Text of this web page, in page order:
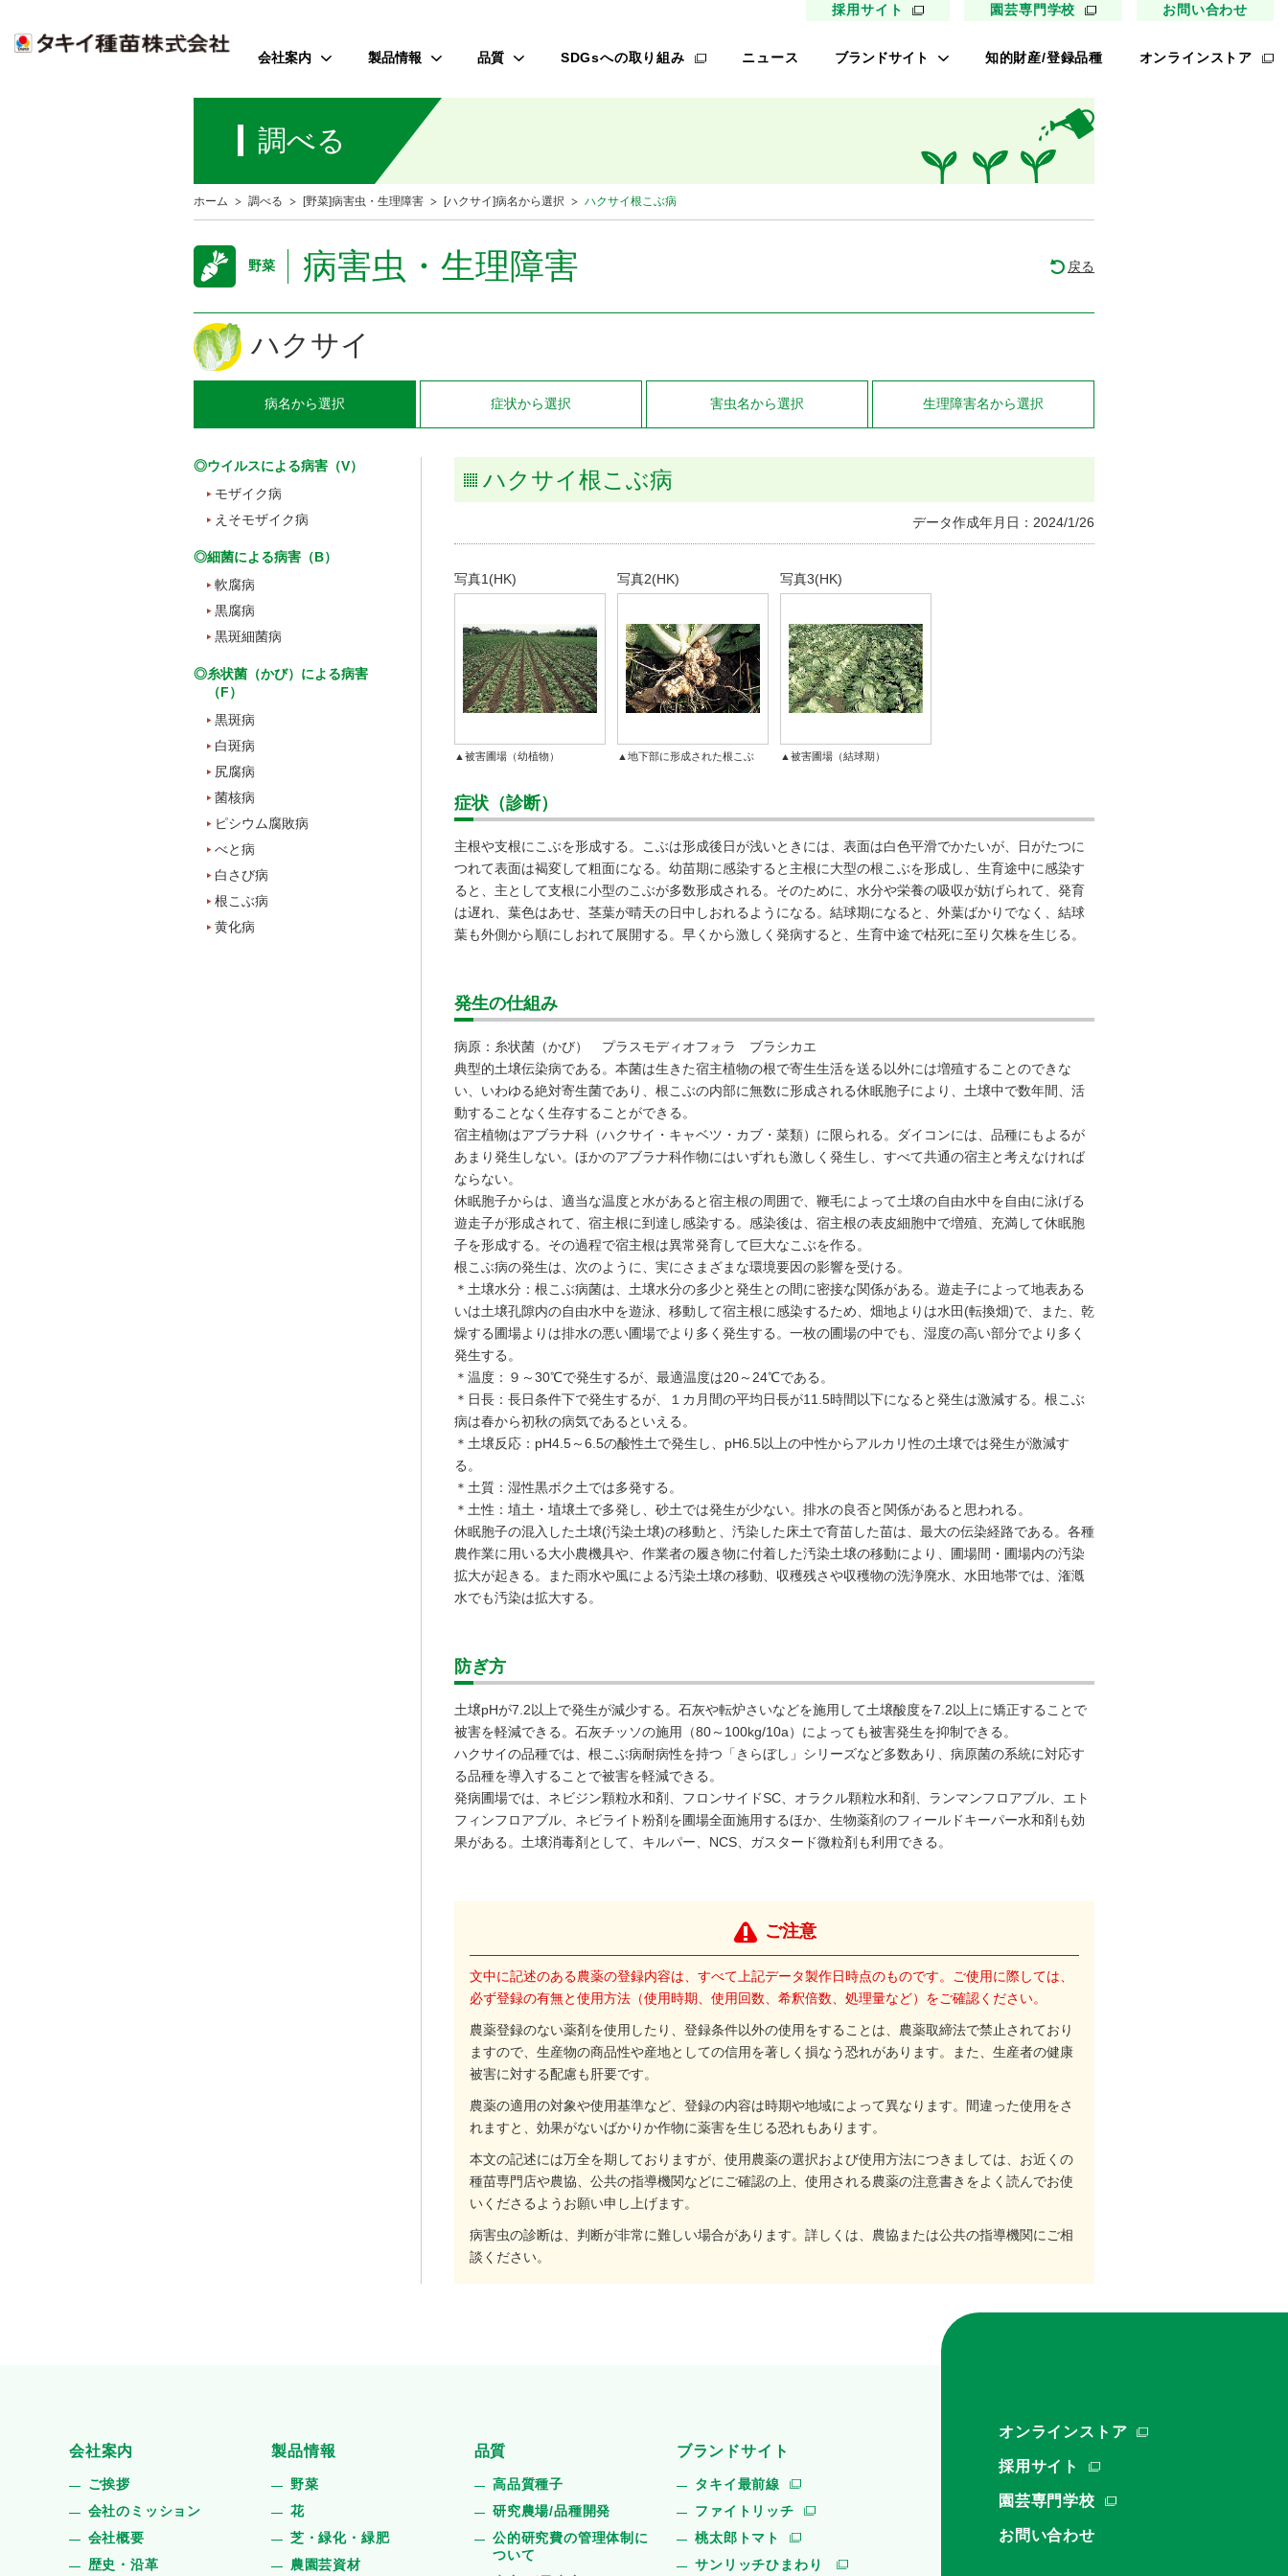
採用サイト 園芸専門学校 お問い合わせ
会社案内
会社のミッション
事業所案内
製品情報
花
芝・緑化・緑肥
品質
商品管理
SDGsへの取り組み ニュース ブランドサイト 知的財産/登録品種 オンラインストア
調べる
ホーム 調べる [野菜]病害虫・生理障害 [ハクサイ]病名から選択 ハクサイ根こぶ病
野菜 病害虫・生理障害 戻る
ハクサイ
病名から選択 症状から選択 害虫名から選択 生理障害名から選択
◎ウイルスによる病害（V）
モザイク病
えそモザイク病
◎細菌による病害（B）
軟腐病
黒腐病
黒斑細菌病
◎糸状菌（かび）による病害
（F）
黒斑病
白斑病
尻腐病
菌核病
ピシウム腐敗病
べと病
白さび病
根こぶ病
黄化病
ハクサイ根こぶ病
データ作成年月日：2024/1/26
写真1(HK)
▲被害圃場（幼植物）
写真2(HK)
▲地下部に形成された根こぶ
写真3(HK)
▲被害圃場（結球期）
症状（診断）
主根や支根にこぶを形成する。こぶは形成後日が浅いときには、表面は白色平滑でかたいが、日がたつに
つれて表面は褐変して粗面になる。幼苗期に感染すると主根に大型の根こぶを形成し、生育途中に感染す
ると、主として支根に小型のこぶが多数形成される。そのために、水分や栄養の吸収が妨げられて、発育
は遅れ、葉色はあせ、茎葉が晴天の日中しおれるようになる。結球期になると、外葉ばかりでなく、結球
葉も外側から順にしおれて展開する。早くから激しく発病すると、生育中途で枯死に至り欠株を生じる。
発生の仕組み
病原：糸状菌（かび） プラスモディオフォラ ブラシカエ
典型的土壌伝染病である。本菌は生きた宿主植物の根で寄生生活を送る以外には増殖することのできな
い、いわゆる絶対寄生菌であり、根こぶの内部に無数に形成される休眠胞子により、土壌中で数年間、活
動することなく生存することができる。
宿主植物はアブラナ科（ハクサイ・キャベツ・カブ・菜類）に限られる。ダイコンには、品種にもよるが
あまり発生しない。ほかのアブラナ科作物にはいずれも激しく発生し、すべて共通の宿主と考えなければ
ならない。
休眠胞子からは、適当な温度と水があると宿主根の周囲で、鞭毛によって土壌の自由水中を自由に泳げる
遊走子が形成されて、宿主根に到達し感染する。感染後は、宿主根の表皮細胞中で増殖、充満して休眠胞
子を形成する。その過程で宿主根は異常発育して巨大なこぶを作る。
根こぶ病の発生は、次のように、実にさまざまな環境要因の影響を受ける。
＊土壌水分：根こぶ病菌は、土壌水分の多少と発生との間に密接な関係がある。遊走子によって地表ある
いは土壌孔隙内の自由水中を遊泳、移動して宿主根に感染するため、畑地よりは水田(転換畑)で、また、乾
燥する圃場よりは排水の悪い圃場でより多く発生する。一枚の圃場の中でも、湿度の高い部分でより多く
発生する。
＊温度：９～30℃で発生するが、最適温度は20～24℃である。
＊日長：長日条件下で発生するが、１カ月間の平均日長が11.5時間以下になると発生は激減する。根こぶ
病は春から初秋の病気であるといえる。
＊土壌反応：pH4.5～6.5の酸性土で発生し、pH6.5以上の中性からアルカリ性の土壌では発生が激減す
る。
＊土質：湿性黒ボク土では多発する。
＊土性：埴土・埴壌土で多発し、砂土では発生が少ない。排水の良否と関係があると思われる。
休眠胞子の混入した土壌(汚染土壌)の移動と、汚染した床土で育苗した苗は、最大の伝染経路である。各種
農作業に用いる大小農機具や、作業者の履き物に付着した汚染土壌の移動により、圃場間・圃場内の汚染
拡大が起きる。また雨水や風による汚染土壌の移動、収穫残さや収穫物の洗浄廃水、水田地帯では、潅漑
水でも汚染は拡大する。
防ぎ方
土壌pHが7.2以上で発生が減少する。石灰や転炉さいなどを施用して土壌酸度を7.2以上に矯正することで
被害を軽減できる。石灰チッソの施用（80～100kg/10a）によっても被害発生を抑制できる。
ハクサイの品種では、根こぶ病耐病性を持つ「きらぼし」シリーズなど多数あり、病原菌の系統に対応す
る品種を導入することで被害を軽減できる。
発病圃場では、ネビジン顆粒水和剤、フロンサイドSC、オラクル顆粒水和剤、ランマンフロアブル、エト
フィンフロアブル、ネビライト粉剤を圃場全面施用するほか、生物薬剤のフィールドキーパー水和剤も効
果がある。土壌消毒剤として、キルパー、NCS、ガスタード微粒剤も利用できる。
ご注意
文中に記述のある農薬の登録内容は、すべて上記データ製作日時点のものです。ご使用に際しては、
必ず登録の有無と使用方法（使用時期、使用回数、希釈倍数、処理量など）をご確認ください。
農薬登録のない薬剤を使用したり、登録条件以外の使用をすることは、農薬取締法で禁止されており
ますので、生産物の商品性や産地としての信用を著しく損なう恐れがあります。また、生産者の健康
被害に対する配慮も肝要です。
農薬の適用の対象や使用基準など、登録の内容は時期や地域によって異なります。間違った使用をさ
れますと、効果がないばかりか作物に薬害を生じる恐れもあります。
本文の記述には万全を期しておりますが、使用農薬の選択および使用方法につきましては、お近くの
種苗専門店や農協、公共の指導機関などにご確認の上、使用される農薬の注意書きをよく読んでお使
いくださるようお願い申し上げます。
病害虫の診断は、判断が非常に難しい場合があります。詳しくは、農協または公共の指導機関にご相
談ください。
会社案内
ご挨拶
会社のミッション
会社概要
歴史・沿革
製品情報
野菜
花
芝・緑化・緑肥
農園芸資材
品質
高品質種子
研究農場/品種開発
公的研究費の管理体制に
ついて
ブランドサイト
タキイ最前線
ファイトリッチ
桃太郎トマト
サンリッチひまわり
オンラインストア
採用サイト
園芸専門学校
お問い合わせ